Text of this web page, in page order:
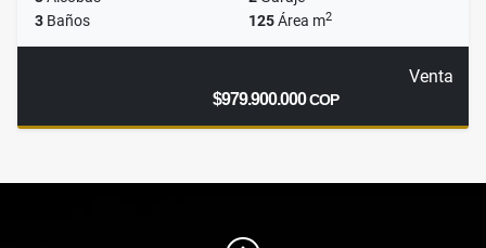
3 Baños 125Área m2
Venta
$979.900.000COP